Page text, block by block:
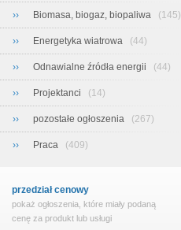
›› Biomasa, biogaz, biopaliwa (145)
›› Energetyka wiatrowa (44)
›› Odnawialne źródła energii (44)
›› Projektanci (14)
›› pozostałe ogłoszenia (267)
›› Praca (409)
przedział cenowy
pokaż ogłoszenia, które miały podaną
cenę za produkt lub usługi